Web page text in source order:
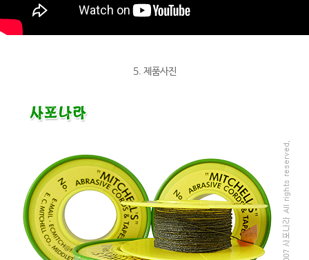
5. 제품사진